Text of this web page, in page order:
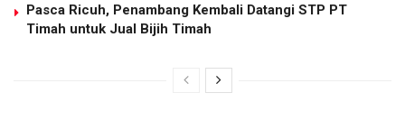
Pasca Ricuh, Penambang Kembali Datangi STP PT
Timah untuk Jual Bijih Timah